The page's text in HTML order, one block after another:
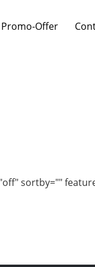
Promo-Offer
sortby=""